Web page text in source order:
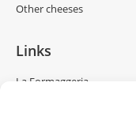
Other cheeses
Links
La Formaggeria